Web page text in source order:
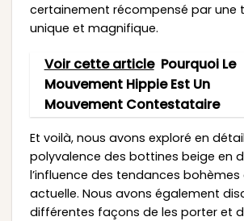
certainement récompensé par une
unique et magnifique.
Voir cette article Pourquoi Le
Mouvement Hippie Est Un
Mouvement Contestataire
Et voilà, nous avons exploré en
polyvalence des bottines beige en
l’influence des tendances
actuelle. Nous avons également
différentes façons de les porter et